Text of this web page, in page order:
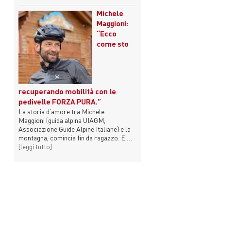
Michele
Maggioni:
“Ecco
come sto
recuperando mobilità con le
pedivelle FORZA PURA.”
La storia d’amore tra Michele
Maggioni (guida alpina UIAGM,
Associazione Guide Alpine Italiane) e la
montagna, comincia fin da ragazzo. E
[leggi tutto]